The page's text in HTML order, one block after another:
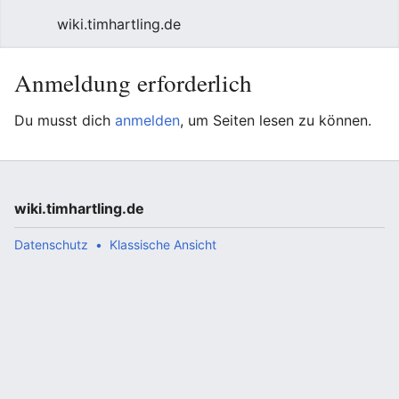
wiki.timhartling.de
Anmeldung erforderlich
Du musst dich anmelden, um Seiten lesen zu können.
wiki.timhartling.de
Datenschutz Klassische Ansicht